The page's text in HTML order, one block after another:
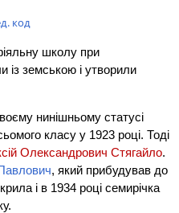
код
школу при
із земською і утворили
нинішньому статусі
класу у 1923 році. Тоді
Олександрович Стягайло.
, який прибудував до
і в 1934 році семирічка